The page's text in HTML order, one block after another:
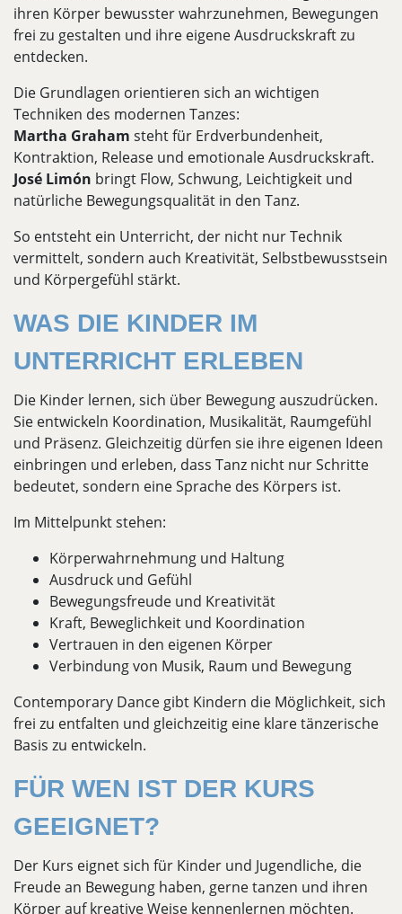
ihren Körper bewusster wahrzunehmen, Bewegungen
frei zu gestalten und ihre eigene Ausdruckskraft zu
entdecken.
Die Grundlagen orientieren sich an wichtigen
Techniken des modernen Tanzes:
Martha Graham steht für Erdverbundenheit,
Kontraktion, Release und emotionale Ausdruckskraft.
José Limón bringt Flow, Schwung, Leichtigkeit und
natürliche Bewegungsqualität in den Tanz.
So entsteht ein Unterricht, der nicht nur Technik
vermittelt, sondern auch Kreativität, Selbstbewusstsein
und Körpergefühl stärkt.
WAS DIE KINDER IM
UNTERRICHT ERLEBEN
Die Kinder lernen, sich über Bewegung auszudrücken.
Sie entwickeln Koordination, Musikalität, Raumgefühl
und Präsenz. Gleichzeitig dürfen sie ihre eigenen Ideen
einbringen und erleben, dass Tanz nicht nur Schritte
bedeutet, sondern eine Sprache des Körpers ist.
Im Mittelpunkt stehen:
Körperwahrnehmung und Haltung
Ausdruck und Gefühl
Bewegungsfreude und Kreativität
Kraft, Beweglichkeit und Koordination
Vertrauen in den eigenen Körper
Verbindung von Musik, Raum und Bewegung
Contemporary Dance gibt Kindern die Möglichkeit, sich
frei zu entfalten und gleichzeitig eine klare tänzerische
Basis zu entwickeln.
FÜR WEN IST DER KURS
GEEIGNET?
Der Kurs eignet sich für Kinder und Jugendliche, die
Freude an Bewegung haben, gerne tanzen und ihren
Körper auf kreative Weise kennenlernen möchten.